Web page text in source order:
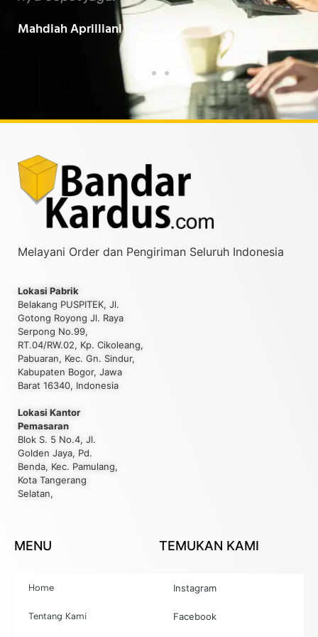
Baarokallahu Fiikum.."
Taufiqurrahman MZ
Melayani Order dan Pengiriman Seluruh Indonesia
Lokasi Pabrik
Belakang PUSPITEK, Jl.
Gotong Royong Jl. Raya
Serpong No.99,
RT.04/RW.02, Kp. Cikoleang,
Pabuaran, Kec. Gn. Sindur,
Kabupaten Bogor, Jawa
Barat 16340, Indonesia
Lokasi Kantor
Pemasaran
Blok S. 5 No.4, Jl.
Golden Jaya, Pd.
Benda, Kec. Pamulang,
Kota Tangerang
Selatan,
MENU
Home
Tentang Kami
TEMUKAN KAMI
Instagram
Facebook